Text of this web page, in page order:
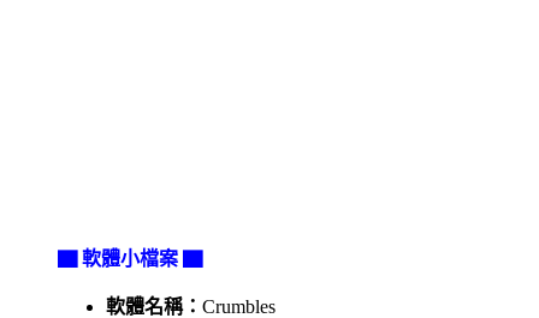
▇ 軟體小檔案 ▇
軟體名稱： Crumbles